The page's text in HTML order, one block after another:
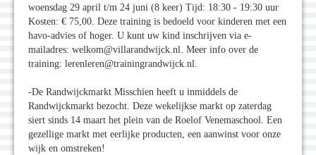
woensdag 29 april t/m 24 juni (8 keer) Tijd: 18:30 - 19:30 uur
Kosten: € 75,00. Deze training is bedoeld voor kinderen met een
havo-advies of hoger. U kunt uw kind inschrijven via e-
mailadres: welkom@villarandwijck.nl. Meer info over de
training: lerenleren@trainingrandwijck.nl.
-De Randwijckmarkt Misschien heeft u inmiddels de
Randwijckmarkt bezocht. Deze wekelijkse markt op zaterdag
siert sinds 14 maart het plein van de Roelof Venemaschool. Een
gezellige markt met eerlijke producten, een aanwinst voor onze
wijk en omstreken!